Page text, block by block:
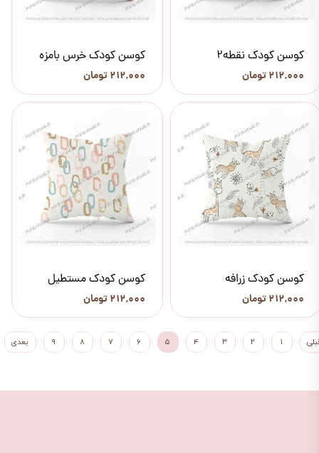
کوسن کودک نقطه2
۲۱۲,۰۰۰ تومان
کوسن کودک خرس بامزه
۲۱۲,۰۰۰ تومان
کوسن کودک زرافه
۲۱۲,۰۰۰ تومان
کوسن کودک مستطیل
۲۱۲,۰۰۰ تومان
۱ ۲ ۳ ۴ ۵ ۶ ۷ ۸ ۹ بعدی